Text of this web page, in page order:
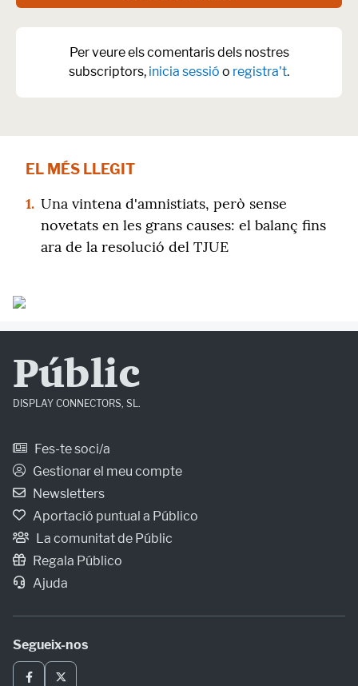
Per veure els comentaris dels nostres
subscriptors, inicia sessió o registra't.
EL MÉS LLEGIT
1. Una vintena d'amnistiats, però sense
novetats en les grans causes: el balanç fins
ara de la resolució del TJUE
Públic
DISPLAY CONNECTORS, SL.
Fes-te soci/a
Gestionar el meu compte
Newsletters
Aportació puntual a Público
La comunitat de Públic
Regala Público
Ajuda
Segueix-nos